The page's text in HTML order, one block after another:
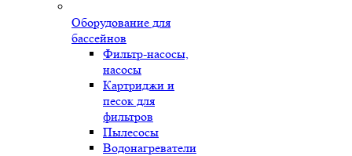
Оборудование для
бассейнов
Фильтр-насосы,
насосы
Картриджи и
песок для
фильтров
Пылесосы
Водонагреватели